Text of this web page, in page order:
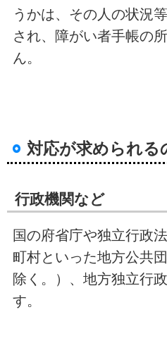
うかは、その人の状況
され、障がい者手帳の
ん
対応が求められる
行政機関など
国の府省庁や独立行政
町村といった地方公共
除く。）、地方独立行
す。